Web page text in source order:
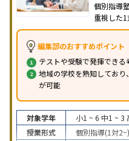
個別指導
重視した
編集部のおすすめポイント
テストや受験で発揮でき
地域の学校を熟知してお
が可能
対象学年 小1 ~ 6 中1 ~ 3
授業形式
個別指導(1対2~)